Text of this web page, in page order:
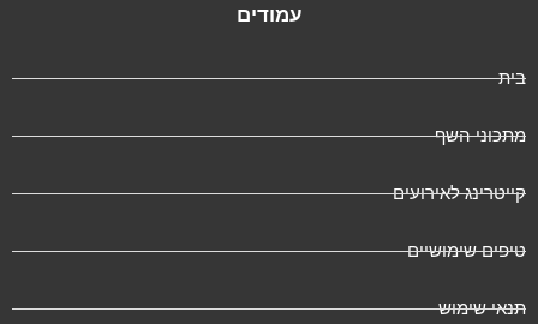
עמודים
בית
מתכוני השף
קייטרינג לאירועים
טיפים שימושיים
תנאי שימוש